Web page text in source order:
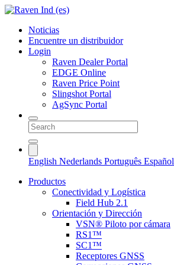
Noticias
Encuentre un distribuidor
Login
Raven Dealer Portal
EDGE Online
Raven Price Point
Slingshot Portal
AgSync Portal
English Nederlands Português Español
Productos
Conectividad y Logística
Field Hub 2.1
Orientación y Dirección
VSN® Piloto por cámara
RS1™
SC1™
Receptores GNSS